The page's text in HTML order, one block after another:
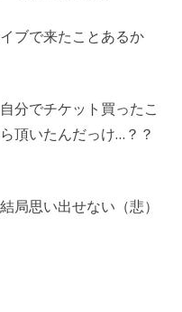
ブで来たことあるか
分でチケット買ったこ
頂いたんだっけ…？？
局思い出せない（悲）